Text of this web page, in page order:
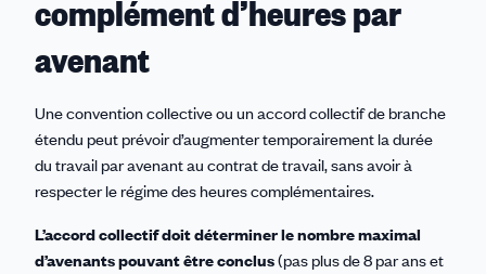
complément d’heures par
avenant
Une convention collective ou un accord collectif de branche
étendu peut prévoir d’augmenter temporairement la durée
du travail par avenant au contrat de travail, sans avoir à
respecter le régime des heures complémentaires.
L’accord collectif doit déterminer le nombre maximal
d’avenants pouvant être conclus(pas plus de 8 par ans et